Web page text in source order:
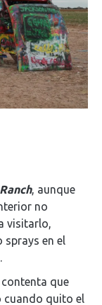
, aunque
no
visitarlo,
sprays en el
contenta que
cuando quito el